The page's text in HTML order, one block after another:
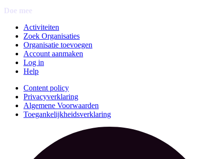
Doe mee
Activiteiten
Zoek Organisaties
Organisatie toevoegen
Account aanmaken
Log in
Help
Content policy
Privacyverklaring
Algemene Voorwaarden
Toegankelijkheidsverklaring